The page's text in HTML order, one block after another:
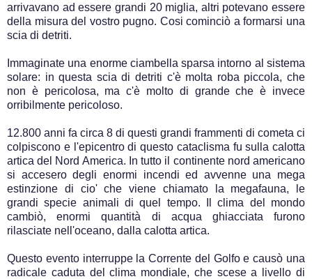
arrivavano ad essere grandi 20 miglia, altri potevano essere
della misura del vostro pugno. Cosi cominciò a formarsi una
scia di detriti.
Immaginate una enorme ciambella sparsa intorno al sistema
solare: in questa scia di detriti c'è molta roba piccola, che
non è pericolosa, ma c'è molto di grande che è invece
orribilmente pericoloso.
12.800 anni fa circa 8 di questi grandi frammenti di cometa ci
colpiscono e l'epicentro di questo cataclisma fu sulla calotta
artica del Nord America. In tutto il continente nord americano
si accesero degli enormi incendi ed avvenne una mega
estinzione di cio' che viene chiamato la megafauna, le
grandi specie animali di quel tempo. Il clima del mondo
cambiò, enormi quantità di acqua ghiacciata furono
rilasciate nell'oceano, dalla calotta artica.
Questo evento interruppe la Corrente del Golfo e causò una
radicale caduta del clima mondiale, che scese a livello di